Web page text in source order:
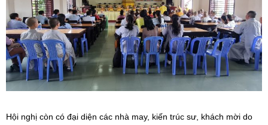
Hội nghị còn có đại diện các nhà may, kiến trúc sư, khách mời do